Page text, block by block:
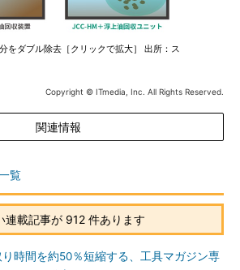
をダブル除去［クリックで拡大］ 出所：ス
Copyright © ITmedia, Inc. All Rights Reserved.
関連情報
覧
連載記事が 912 件あります
り時間を約50％短縮する、工具マガジン専